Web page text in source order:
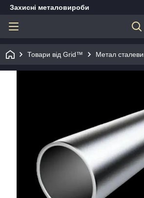
Захисні металовироби
Товари від Grid™ Метал